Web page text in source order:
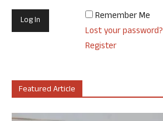
Remember Me
Lost your password?
Register
Featured Article